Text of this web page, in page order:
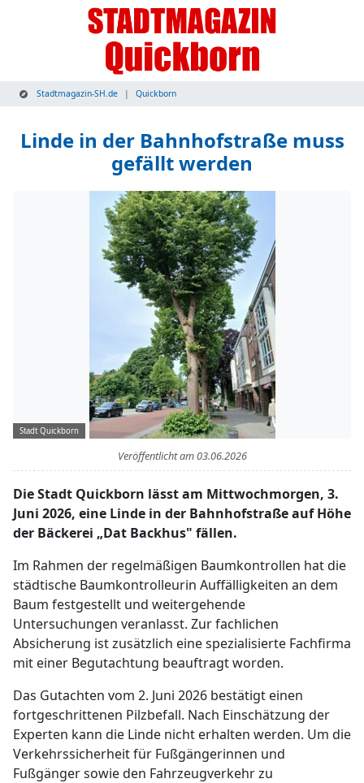
Stadtmagazin-SH.de Quickborn
Linde in der Bahnhofstraße muss
gefällt werden
Stadt Quickborn
Veröffentlicht am03.06.2026
Die Stadt Quickborn lässt am Mittwochmorgen, 3.
Juni 2026, eine Linde in der Bahnhofstraße auf Höhe
der Bäckerei „Dat Backhus" fällen.
Im Rahmen der regelmäßigen Baumkontrollen hat die
städtische Baumkontrolleurin Auffälligkeiten an dem
Baum festgestellt und weitergehende
Untersuchungen veranlasst. Zur fachlichen
Absicherung ist zusätzlich eine spezialisierte Fachfirma
mit einer Begutachtung beauftragt worden.
Das Gutachten vom 2. Juni 2026 bestätigt einen
fortgeschrittenen Pilzbefall. Nach Einschätzung der
Experten kann die Linde nicht erhalten werden. Um die
Verkehrssicherheit für Fußgängerinnen und
Fußgänger sowie den Fahrzeugverkehr zu